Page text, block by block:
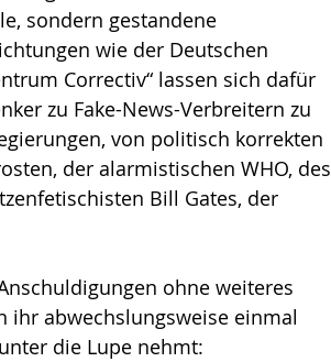
sondern gestandene
wie der Deutschen
Correctiv“ lassen sich dafür
zu Fake-News-Verbreitern zu
von politisch korrekten
der alarmistischen WHO, des
Bill Gates, der
ohne weiteres
ihr abwechslungsweise einmal
die Lupe nehmt: